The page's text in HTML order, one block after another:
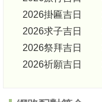
2026掛匾吉日
2026求子吉日
2026祭拜吉日
2026祈願吉日